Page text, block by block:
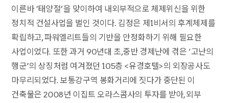
이른바 ‘태양절’을 맞이하여 내외부적으로 체제위신을 위한
정치적 건설사업을 벌인 것이다. 김정은 제1비서의 후계체제를
확립하고, 파워엘리트들의 기반을 안정화하기 위해 필요한
사업이었다. 또한 과거 90년대 초,중반 경제난에 겪은 ‘고난의
행군’의 상징처럼 여겨졌던 105층 <유경호텔>의 외장공사도
마무리되었다. 보통강구역 봉화거리에 짓다가 중단된 이
건축물은 2008년 이집트 오라스콤사의 투자를 받아, 외부